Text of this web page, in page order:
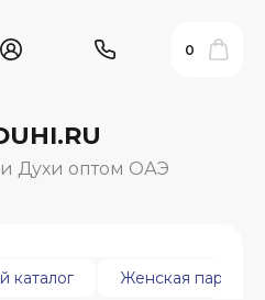
0
Духи оптом ОАЭ
каталог Женская